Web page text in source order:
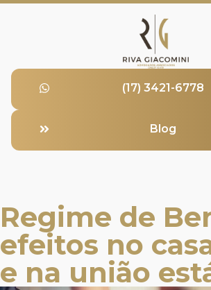
(17) 3421-6778
Blog
Regime de
efeitos no
e na união